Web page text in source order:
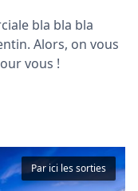
bla bla bla
Alors, on vous
vous !
Par ici les sorties